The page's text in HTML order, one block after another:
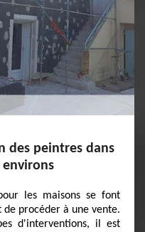
des peintres dans
environs
les maisons se font
procéder à une vente.
d'interventions, il est